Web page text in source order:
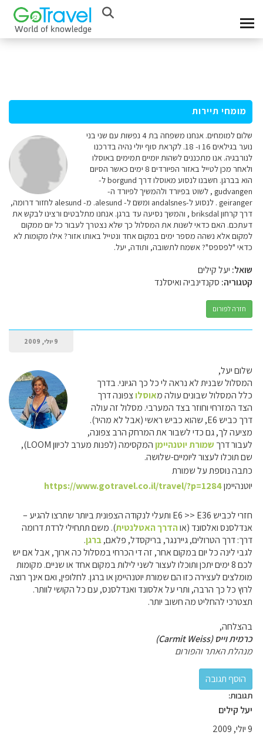
מומחי תיירות
שלום למומחים. אנחנו משפחה בת 4 נפשות עם שני בני
נוער בגילאים 16 ו- 18. לקראת סוף יולי נהיה בדרכנו
לנורבגיה. אנו מתכננים לשהות יומיים תמימים באוסלו
ולאחר מכן לטייל באזור הפיורדים 8 ימים כאשר הסיום
הוא בברגן. חשבנו לנסוע מאוסלו דרך borgund ל-
gudvangen , לשוט בפיורד ולהמשיך לפיורד ה-
geiranger . לנסוע ל-andalsnes ומשם ל- alesund. מ- alesund לחזור דרומה,
דרך קרחון briksdal , והמשך נסיעה עד ברגן. אנחנו מתלבטים ורצינו לבקש את
דעתכם. האם כדאי לשנות את המסלול כך שלא נצטרך לעבור כל יום ממקום
למקום אלא נשהה מספר ימים במקום אחד ונטייל באותו אזור? אילו מקומות לא
כדאי "לפספס"? אשמח לתשובה, ותודה, יעל.
שואל: יעל קילים
קטגוריה: סקנדינביה ואיסלנד
חזרה לפורום
9 יולי, 2009
שלום יעל,
המסלול שבנית לא נראה לי כל כך הגיוני. בדרך
כלל המסלול שבונים עולה מאוסלוצפונה דרך
הצד המזרחי וחוזר בצד המערבי. מסלול זה עולה
דרך כביש E6, שהוא כביש ראשי (אבל לא מהיר).
מציעה לך, גם כדי לשבור את המרחק הרב צפונה,
לעבור דרך שמורת יוטנהיימן
המקסימה (לפנות מערב לכיוון LOOM),
שם תוכלו לעצור ליומיים-שלושה.
כתבה נוספת על שמורת
יוטנהיימןhttps://www.gotravel.co.il/travel/?p=1284
חזרי לכביש E6 >> E36 ותעלי לנקודה הצפונית ביותר שתרצו להגיע –
אנדלסנס ואלסונד (אוהדרך האטלנטית). משם תתחילי לרדת דרומה
דרך: דרך הטרולים, גיירנגר, בריקסדל, פלאם,ברגן.
לגבי לינה כל יום במקום אחר, זה די הכרחי במסלול כה ארוך, אבל אם יש
לכם 8 ימים יתכן ותוכלו לעצור לשני לילות במקום אחד או שניים. מקומות
מומלצים לעצירה כזו הם שמורת יוטנהיימן או ברגן. לחלופין, ואם אינך רוצה
לרוץ כל כך הרבה, ותרי על אלסונד ואנדלסנס, עם כל הקושי לוותר.
תצטרכי להחליט מה חשוב יותר.
בהצלחה,
כרמית וייס (Carmit Weiss)
מנהלת האתר והפורום
תגובות:
יעל קילים
9 יולי, 2009